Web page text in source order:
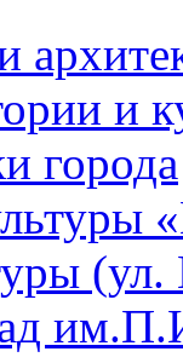
и
города
(ул.